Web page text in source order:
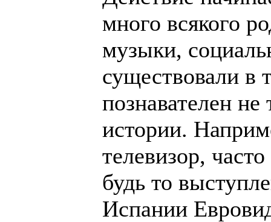
много всякого
музыки,
существовали в
познавателен не
истории.
телевизор,
будь то
Испании